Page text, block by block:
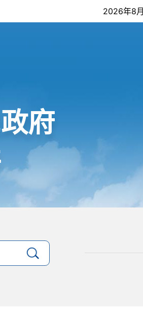
2026年8
府